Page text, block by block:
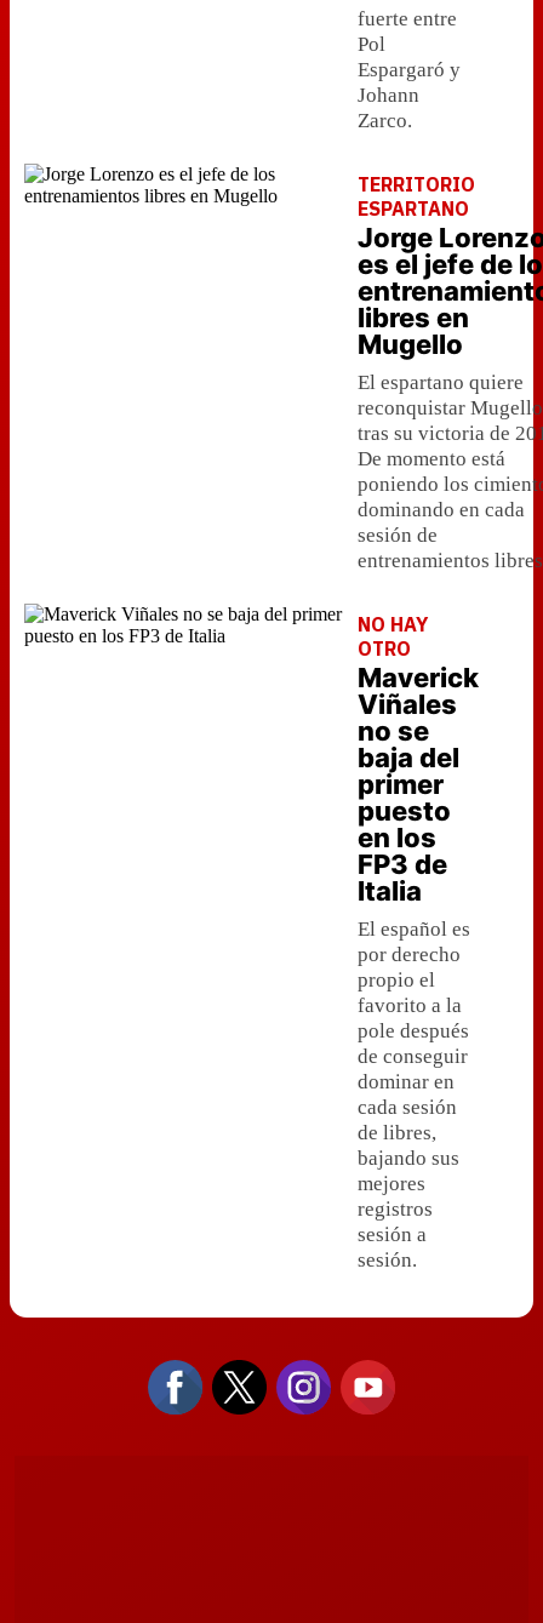
fuerte entre
Pol
Espargaró y
Johann
Zarco.
TERRITORIO
ESPARTANO
Jorge
es el jefe de
libres en
Mugello
El espartano quiere
reconquistar Mugello
tras su victoria de
De momento está
poniendo los
dominando en cada
sesión de
entrenamientos
NO HAY
OTRO
Maverick
Viñales
no se
baja del
primer
puesto
en los
FP3 de
Italia
El español es
por derecho
propio el
favorito a la
pole después
de conseguir
dominar en
cada sesión
de libres,
bajando sus
mejores
registros
sesión a
sesión.